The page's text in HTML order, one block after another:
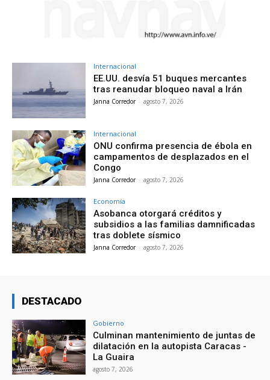
Internacional
EE.UU. desvía 51 buques mercantes
tras reanudar bloqueo naval a Irán
Janna Corredor - agosto 7, 2026
Internacional
ONU confirma presencia de ébola en
campamentos de desplazados en el
Congo
Janna Corredor - agosto 7, 2026
Economía
Asobanca otorgará créditos y
subsidios a las familias damnificadas
tras doblete sísmico
Janna Corredor - agosto 7, 2026
DESTACADO
Gobierno
Culminan mantenimiento de juntas de
dilatación en la autopista Caracas -
La Guaira
agosto 7, 2026